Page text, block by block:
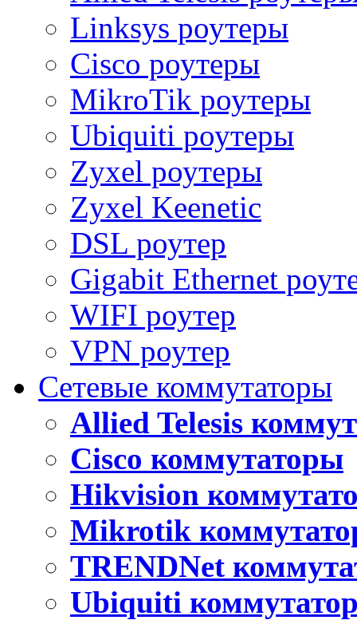
Linksys роутеры
Cisco роутеры
MikroTik роутеры
Ubiquiti роутеры
Zyxel роутеры
Zyxel Keenetic
DSL роутер
Gigabit Ethernet
WIFI роутер
VPN роутер
Сетевые коммутаторы
Allied Telesis
Cisco коммутаторы
Hikvision
Mikrotik
TRENDNet
Ubiquiti